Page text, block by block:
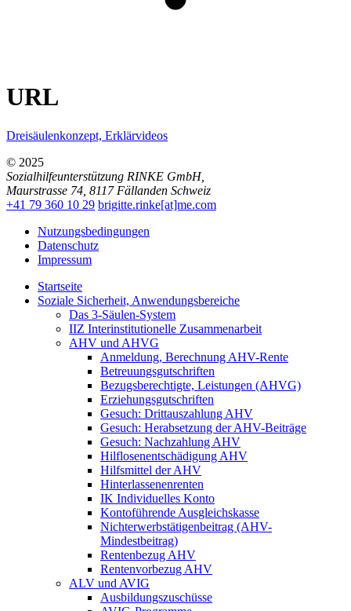
URL
Dreisäulenkonzept, Erklärvideos
© 2025
Sozialhilfeunterstützung RINKE GmbH,
Maurstrasse 74 8117 Fällanden Schweiz
+41 79 360 10 29 brigitte.rinke[at]me.com
Nutzungsbedingungen
Datenschutz
Impressum
Startseite
Soziale Sicherheit, Anwendungsbereiche
Das 3-Säulen-System
IIZ Interinstitutionelle Zusammenarbeit
AHV und AHVG
Anmeldung, Berechnung AHV-Rente
Betreuungsgutschriften
Bezugsberechtigte, Leistungen (AHVG)
Erziehungsgutschriften
Gesuch: Drittauszahlung AHV
Gesuch: Herabsetzung der AHV-Beiträge
Gesuch: Nachzahlung AHV
Hilflosenentschädigung AHV
Hilfsmittel der AHV
Hinterlassenenrenten
IK Individuelles Konto
Kontoführende Ausgleichskasse
Nichterwerbstätigenbeitrag (AHV-
Mindestbeitrag)
Rentenbezug AHV
Rentenvorbezug AHV
ALV und AVIG
Ausbildungszuschüsse